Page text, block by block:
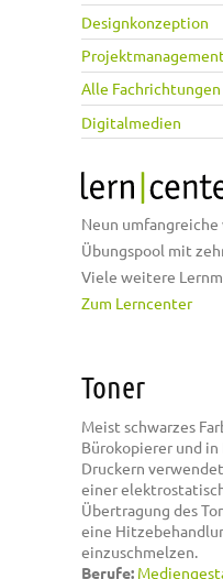
Designkonzeption
Alle Fachrichtungen
Digitalmedien
Neun umfangreiche
Übungspool mit
Viele weitere
Zum Lerncenter
Toner
Meist schwarzes
Bürokopierer und in
Druckern
einer
Übertragung des
eine
einzuschmelzen.
Berufe: